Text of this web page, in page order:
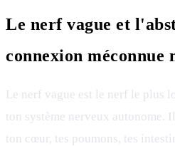
Le nerf vague et
connexion méconnue
Le nerf vague est le nerf le plus
ton système nerveux autonome.
ton cœur, tes poumons, tes